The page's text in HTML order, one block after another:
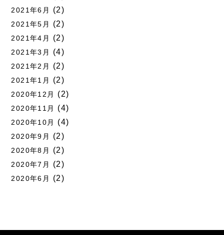
2021年6月 (2)
2021年5月 (2)
2021年4月 (2)
2021年3月 (4)
2021年2月 (2)
2021年1月 (2)
2020年12月 (2)
2020年11月 (4)
2020年10月 (4)
2020年9月 (2)
2020年8月 (2)
2020年7月 (2)
2020年6月 (2)